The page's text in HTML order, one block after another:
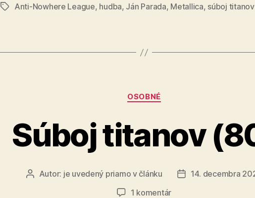
ZnačkyAnti-Nowhere League, hudba, Ján Parada, Metallica, súboj titanov
Kategórie
OSOBNÉ
Súboj titanov
AutorAutor: je uvedený priamo v článku
Dátum
14. decembra
1 komentárna